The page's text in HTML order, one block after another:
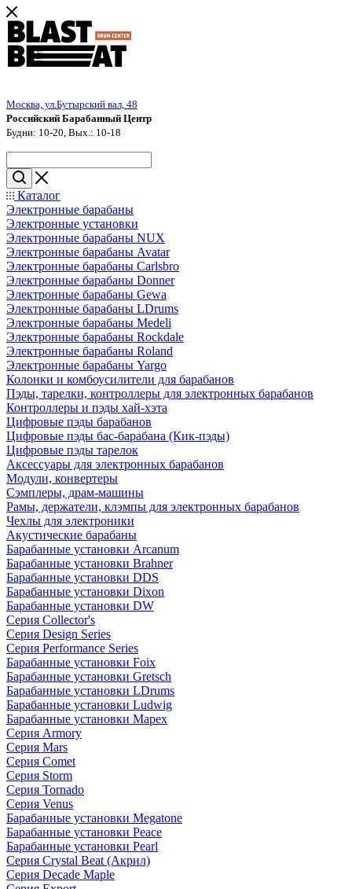
Москва, ул.Бутырский вал, 48
Российский Барабанный Центр
Будни: 10-20, Вых.: 10-18
Каталог
Электронные барабаны
Электронные установки
Электронные барабаны NUX
Электронные барабаны Avatar
Электронные барабаны Carlsbro
Электронные барабаны Donner
Электронные барабаны Gewa
Электронные барабаны LDrums
Электронные барабаны Medeli
Электронные барабаны Rockdale
Электронные барабаны Roland
Электронные барабаны Yargo
Колонки и комбоусилители для барабанов
Пэды, тарелки, контроллеры для электронных барабанов
Контроллеры и пэды хай-хэта
Цифровые пэды барабанов
Цифровые пэды бас-барабана (Кик-пэды)
Цифровые пэды тарелок
Аксессуары для электронных барабанов
Модули, конвертеры
Сэмплеры, драм-машины
Рамы, держатели, клэмпы для электронных барабанов
Чехлы для электроники
Акустические барабаны
Барабанные установки Arcanum
Барабанные установки Brahner
Барабанные установки DDS
Барабанные установки Dixon
Барабанные установки DW
Серия Collector's
Серия Design Series
Серия Performance Series
Барабанные установки Foix
Барабанные установки Gretsch
Барабанные установки LDrums
Барабанные установки Ludwig
Барабанные установки Mapex
Серия Armory
Серия Mars
Серия Comet
Серия Storm
Серия Tornado
Серия Venus
Барабанные установки Megatone
Барабанные установки Peace
Барабанные установки Pearl
Серия Crystal Beat (Акрил)
Серия Decade Maple